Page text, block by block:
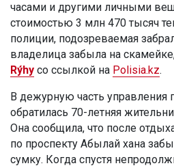
часами и другими личными
стоимостью 3 млн 470 тысяч
полиции, подозреваемая
владелица забыла на
Rýhy со ссылкой на Polisia.kz.
В дежурную часть управления
обратилась 70-летняя
Она сообщила, что после
по проспекту Абылай хана
сумку. Когда спустя